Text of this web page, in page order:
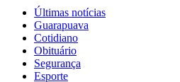
Últimas notícias
Guarapuava
Cotidiano
Obituário
Segurança
Esporte